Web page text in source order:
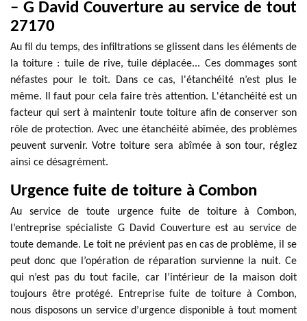
– G David Couverture au service de tout
27170
Au fil du temps, des infiltrations se glissent dans les éléments de
la toiture : tuile de rive, tuile déplacée... Ces dommages sont
néfastes pour le toit. Dans ce cas, l'étanchéité n’est plus le
même. Il faut pour cela faire très attention. L'étanchéité est un
facteur qui sert à maintenir toute toiture afin de conserver son
rôle de protection. Avec une étanchéité abîmée, des problèmes
peuvent survenir. Votre toiture sera abîmée à son tour, réglez
ainsi ce désagrément.
Urgence fuite de toiture à Combon
Au service de toute urgence fuite de toiture à Combon,
l’entreprise spécialiste G David Couverture est au service de
toute demande. Le toit ne prévient pas en cas de problème, il se
peut donc que l’opération de réparation survienne la nuit. Ce
qui n’est pas du tout facile, car l’intérieur de la maison doit
toujours être protégé. Entreprise fuite de toiture à Combon,
nous disposons un service d’urgence disponible à tout moment